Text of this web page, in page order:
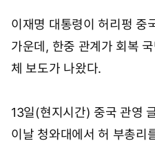
이재명 대통령이 허리펑 중
가운데, 한중 관계가 회복
체 보도가 나왔다.
13일(현지시간) 중국 관영
이날 청와대에서 허 부총리